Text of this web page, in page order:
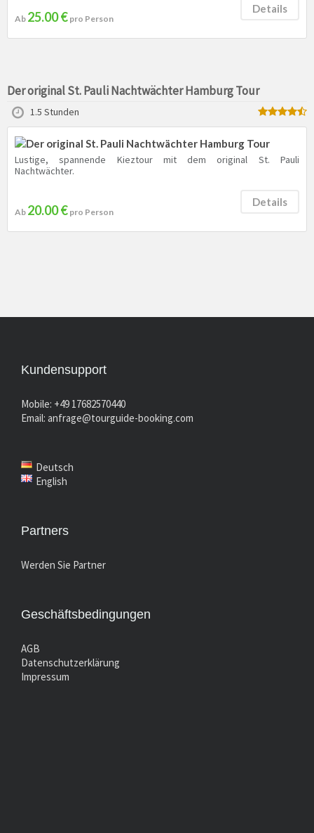
Ab 25.00 € pro Person
Details
Der original St. Pauli Nachtwächter Hamburg Tour
1.5 Stunden
Lustige, spannende Kieztour mit dem original St. Pauli
Nachtwächter.
Ab 20.00 € pro Person
Details
Kundensupport
Mobile: +49 17682570440
Email: anfrage@tourguide-booking.com
Deutsch
English
Partners
Werden Sie Partner
Geschäftsbedingungen
AGB
Datenschutzerklärung
Impressum